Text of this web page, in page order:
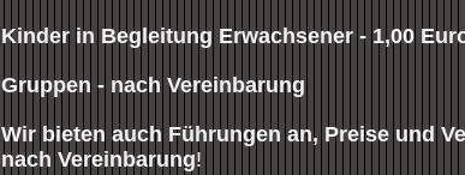
Kinder in Begleitung Erwachsener - 1,00
Gruppen - nach Vereinbarung
Wir bieten auch Führungen an, Preise und
nach Vereinbarung!